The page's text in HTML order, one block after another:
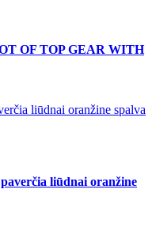
OF TOP GEAR WITH
liūdnai oranžine spalva
liūdnai oranžine